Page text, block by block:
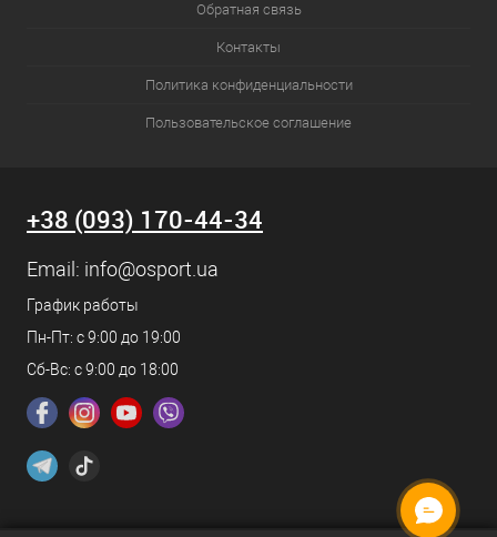
Обратная связь
Контакты
Политика конфиденциальности
Пользовательское соглашение
+38 (093) 170-44-34
Email: info@osport.ua
График работы
Пн-Пт: с 9:00 до 19:00
Сб-Вс: с 9:00 до 18:00